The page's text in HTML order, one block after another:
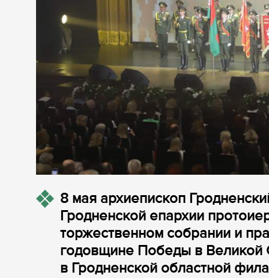
8 мая архиепископ
Гродненской епархии
торжественном собрании и
годовщине Победы в Великой
в Гродненской областной